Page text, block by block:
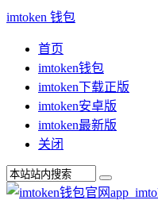
imtoken 钱包
首页
imtoken钱包
imtoken下载正版
imtoken安卓版
imtoken最新版
关闭